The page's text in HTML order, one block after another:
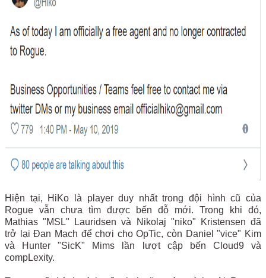
Hiện tại, HiKo là player duy nhất trong đội hình cũ của
Rogue vẫn chưa tìm được bến đỗ mới. Trong khi đó,
Mathias "MSL" Lauridsen và Nikolaj "niko" Kristensen đã
trở lại Đan Mạch để chơi cho OpTic, còn Daniel "vice" Kim
và Hunter "SicK" Mims lần lượt cập bến Cloud9 và
compLexity.